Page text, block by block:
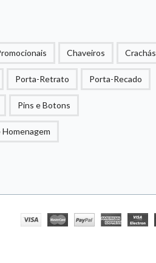
Chaveiros Crachás
Porta-Retrato Porta-Recado
Pins e Botons
Homenagem